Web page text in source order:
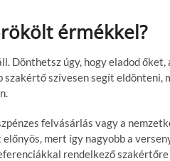
érmékkel?
Dönthetsz úgy, hogy eladod őket,
szakértő szívesen segít
felvásárlás vagy a
mert így nagyobb a
rendelkező